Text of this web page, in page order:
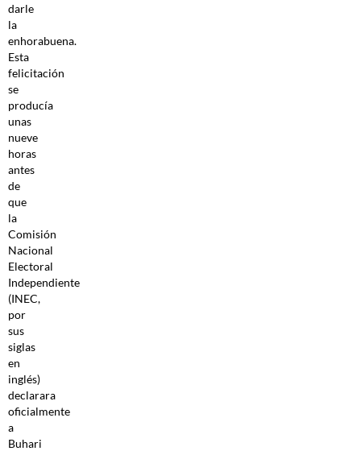
darle
la
enhorabuena.
Esta
felicitación
se
producía
unas
nueve
horas
antes
de
que
la
Comisión
Nacional
Electoral
Independiente
(INEC,
por
sus
siglas
en
inglés)
declarara
oficialmente
a
Buhari